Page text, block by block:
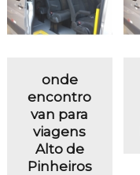
onde
encontro
van para
viagens
Alto de
Pinheiros